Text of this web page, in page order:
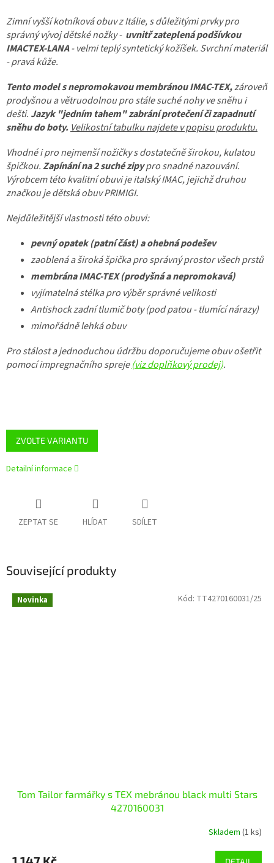
cena:
ZVOLTE VARIANTU
Zimní vyšší kotníková obuv z Itálie, s důležitými prvky pro
správný vývoj dětské nožky - uvnitř zateplená podšívkou
IMACTEX-LANA- velmi teplý syntetický kožíšek. Svrchní materiál
- pravá kůže.
Tento model s nepromokavou membránou IMAC-TEX,zároveň
prodyšnou a větruodolnou pro stále suché nohy ve sněhu i
dešti. Jazyk "jedním tahem" zabrání protečení či zapadnutí
sněhu do boty.Velikostní tabulku najdete v popisu produktu.
Vhodné i pro nejmenší nožičky s dostatečně širokou, kulatou
špičkou.Zapínání na 2 suché zipypro snadné nazouvání.
Výrobcem této kvalitní obuvi je italský IMAC, jejichž druhou
značkou je dětská obuv PRIMIGI.
Nejdůležitější vlastnosti této obuvi:
pevný opatek (patní část) a ohebná podešev
zaoblená a široká špička pro správný prostor všech prstů
membrána IMAC-TEX(prodyšná a nepromokavá)
vyjímatelná stélka pro výběr správné velikosti
Antishock zadní tlumič boty (pod patou - tlumící nárazy)
mimořádně lehká obuv
Pro stálost a jednoduchou údržbu doporučujeme obuv ošetřit
pomocí impregnačního spreje(viz doplňkový prodej).
Detailní informace
ZEPTAT SE HLÍDAT SDÍLET
Související produkty
Novinka
Tom Tailor farmářky s TEX mebránou black multi Stars
4270160031
Skladem (1 ks)
Kód: TT4270160031/25